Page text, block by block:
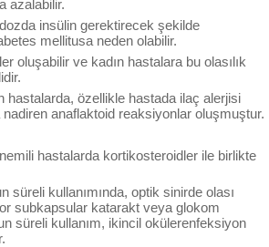
azalabilir.
insülin gerektirecek şekilde
mellitusa neden olabilir.
oluşabilir ve kadın hastalara bu olasılık
hastalarda, özellikle hastada ilaç alerjisi
anaflaktoid reaksiyonlar oluşmuştur.
hastalarda kortikosteroidler ile birlikte
süreli kullanımında, optik sinirde olası
subkapsular katarakt veya glokom
süreli kullanım, ikincil okülerenfeksiyon